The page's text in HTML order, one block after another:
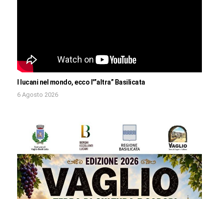
I lucani nel mondo, ecco l'”altra” Basilicata
6 Agosto 2026